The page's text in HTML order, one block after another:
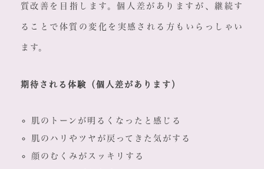
質改善を目指します。個人差がありますが、継続す
ることで体質の変化を実感される方もいらっしゃい
ます。
期待される体験（個人差があります）
肌のトーンが明るくなったと感じる
肌のハリやツヤが戻ってきた気がする
顔のむくみがスッキリする